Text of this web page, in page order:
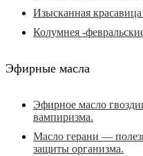
Изысканная
Колумнея -
Эфирные масла
Эфирное масло
вампиризма.
Масло герани —
защиты организма.